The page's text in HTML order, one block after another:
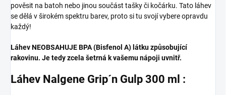
pověsit na batoh nebo jinou součást tašky či kočárku. Tato láhev
se dělá v širokém spektru barev, proto si tu svojí vybere opravdu
každý!
Láhev NEOBSAHUJE BPA (Bisfenol A) látku způsobující
rakovinu. Je tedy zcela šetrná k vašemu nápoji uvnitř.
Láhev Nalgene Grip´n Gulp 300 ml :